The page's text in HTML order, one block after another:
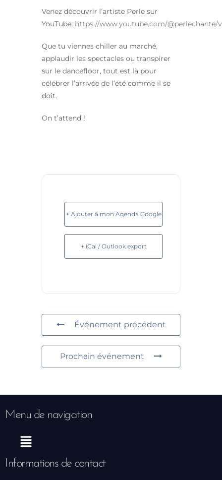
Venez découvrir l’artiste Perle sur
YouTube: https://www.youtube.com/@perlechante/
Que tu viennes chiller au marché,
applaudir les spectacles ou transpirer
sur le dancefloor, tout est là pour
célébrer l’arrivée de l’été comme il se
doit.
On t’attend !
+ Ajouter à mon Agenda Google
+ iCal / Outlook export
Événement précédent
Prochain événement
Menu de navigation
Menu
Informations de contact